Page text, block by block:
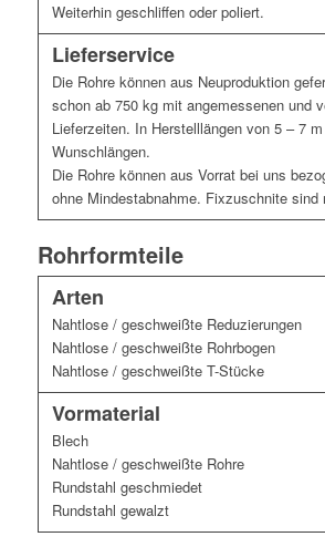
Weiterhin geschliffen oder poliert.
Lieferservice
Die Rohre können aus Neuproduktion
schon ab 750 kg mit angemessenen und
Lieferzeiten. In Herstelllängen von 5 – 7
Wunschlängen.
Die Rohre können aus Vorrat bei uns
ohne Mindestabnahme. Fixzuschnite sind
Rohrformteile
Arten
Nahtlose / geschweißte Reduzierungen
Nahtlose / geschweißte Rohrbogen
Nahtlose / geschweißte T-Stücke
Vormaterial
Blech
Nahtlose / geschweißte Rohre
Rundstahl geschmiedet
Rundstahl gewalzt